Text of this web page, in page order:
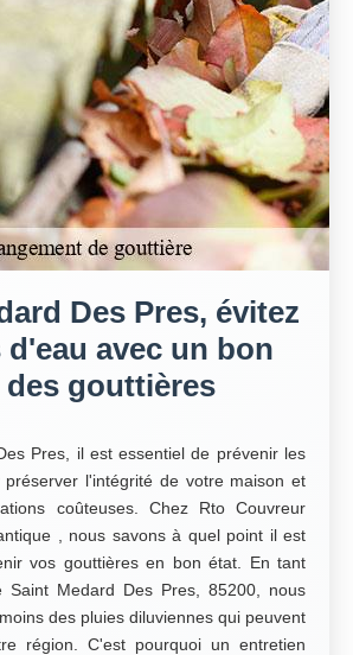
Des Pres, évitez
avec un bon
gouttières
Pres, il est essentiel de prévenir les
l'intégrité de votre maison et
coûteuses. Chez Rto Couvreur
, nous savons à quel point il est
vos gouttières en bon état. En tant
Saint Medard Des Pres, 85200, nous
des pluies diluviennes qui peuvent
région. C'est pourquoi un entretien